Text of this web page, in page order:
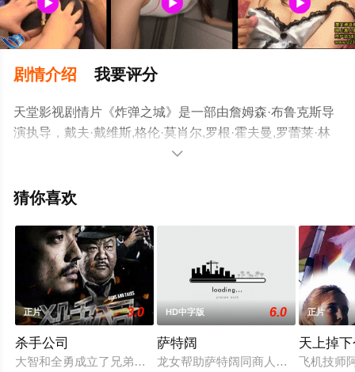
剧情介绍 我要评分
天堂影视剧情片《炸弹之城》是一部由詹姆森·布鲁克斯导
演执导，戴夫·戴维斯,格伦·莫肖尔,罗根·霍夫曼,罗蕾莱·林
克莱特,艾迪·哈塞尔等演员精彩演绎的美国电影，手机免费
关信息可移步至豆瓣电影、电视猫或剧情网等平台了解。

猜你喜欢
正片 3.0
杀手公司
大智和全勇成立了兄弟杀手公司，在一番受挫之后，兄弟二人
HD中字版 6.0
萨特阔
龙女帮助萨特阔同商人打赌而获胜，
正片
天上掉
飞机技师